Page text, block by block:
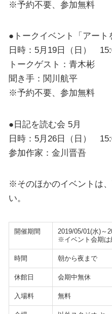
※予約不要、参加無料
●トークイベント「アート
日時：5月19日（日）
トークゲスト：青木彬
聞き手：関川航平
※予約不要、参加無料
●日記を読む会 5月
日時：5月26日（日）
参加作家：金川晋吾
※そのほかのイベントは
い。
開催期間
2019/05/01(水)～
※イベント会期は
時間 朝から夜まで
休館日 会期中無休
入場料 無料